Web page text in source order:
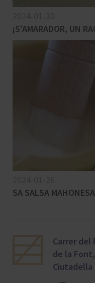
¡S'AMARADOR, UN
SA SALSA
Carrer del
de la
Ciutadella